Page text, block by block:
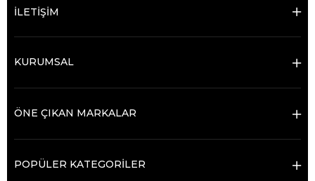
İLETİŞİM
KURUMSAL
ÖNE ÇIKAN MARKALAR
POPÜLER KATEGORİLER